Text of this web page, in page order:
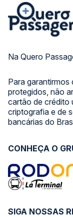
Na Quero
Para garantirmos
protegidos, não
cartão de crédito
criptografia e de
bancárias do
SIGA NOSSAS
CONHEÇA O